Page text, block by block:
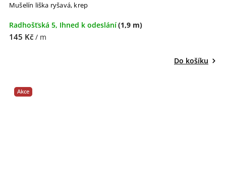
Mušelín liška ryšavá, krep
Radhošťská 5, Ihned k odeslání(1,9 m)
145 Kč / m
Do košíku
Akce